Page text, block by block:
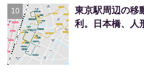
10
東京駅周辺の移
利。日本橋、人